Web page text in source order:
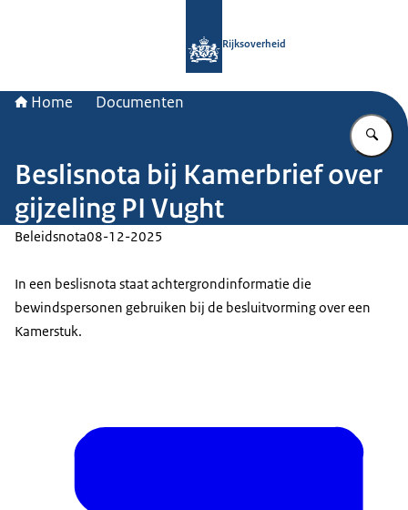
Rijksoverheid
Home Documenten
Beslisnota bij Kamerbrief over
gijzeling PI Vught
Beleidsnota08-12-2025
In een beslisnota staat achtergrondinformatie die
bewindspersonen gebruiken bij de besluitvorming over een
Kamerstuk.